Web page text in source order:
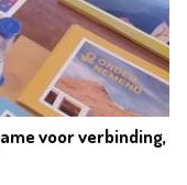
voor verbinding,